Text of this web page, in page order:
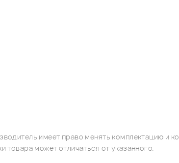
имеет право менять комплектацию и
товара может отличаться от указанного.